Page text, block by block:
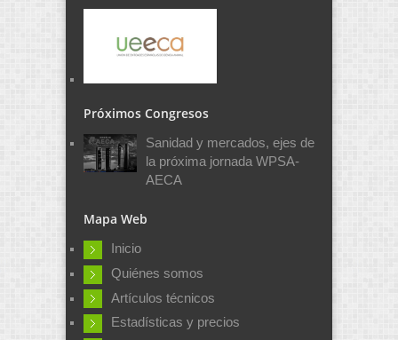
Próximos Congresos
Sanidad y mercados, ejes de
la próxima jornada WPSA-
AECA
Mapa Web
Inicio
Quiénes somos
Artículos técnicos
Estadísticas y precios